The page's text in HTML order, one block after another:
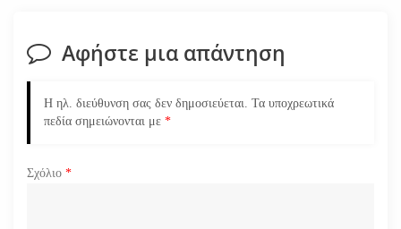
η
ρ
θ
Αφήστε μια απάντηση
Η ηλ. διεύθυνση σας δεν δημοσιεύεται. Τα υποχρεωτικά
πεδία σημειώνονται με *
Σχόλιο *